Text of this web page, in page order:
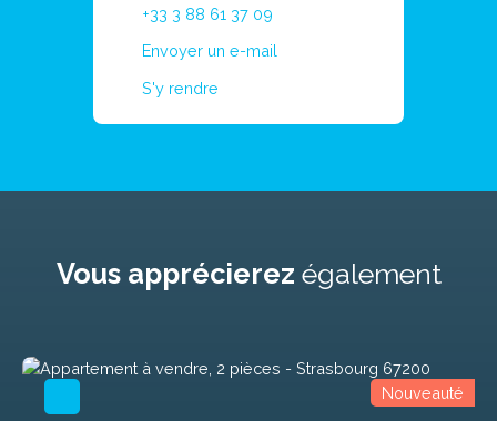
+33 3 88 61 37 09
Envoyer un e-mail
S'y rendre
Vous apprécierez également
Nouveauté